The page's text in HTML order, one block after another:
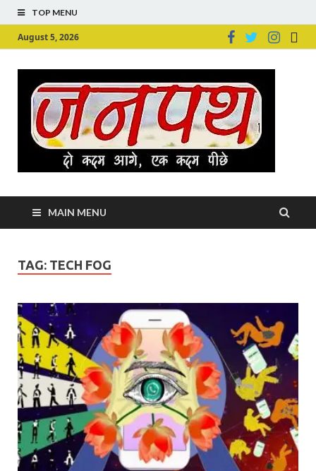
TOP MENU
August 5, 2026
MAIN MENU
TAG: TECH FOG